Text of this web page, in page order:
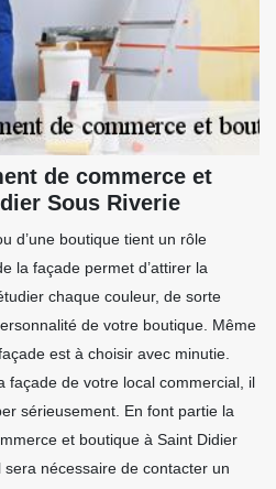
de commerce et
Sous Riverie
d’une boutique tient un rôle
la façade permet d’attirer la
chaque couleur, de sorte
de votre boutique. Même
est à choisir avec minutie.
façade de votre local commercial, il
sérieusement. En font partie la
et boutique à Saint Didier
nécessaire de contacter un